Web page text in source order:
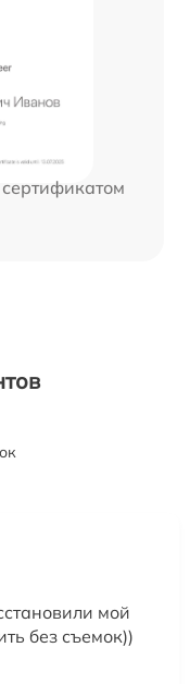
мой
без съемок))